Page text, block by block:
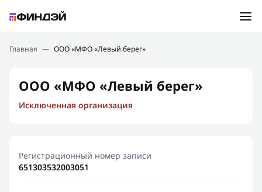
Подбор займа
Новости
Финансовое просвещение
Главная — ООО «МФО «Левый берег»
ООО «МФО «Левый берег»
Исключенная организация
Регистрационный номер записи
651303532003051
Ошибка:Контактная форма не найдена.
Спасибо, что написали нам
Мы свяжемся с Вами в ближайшее время и сообщим
результат
Отправить новый запрос